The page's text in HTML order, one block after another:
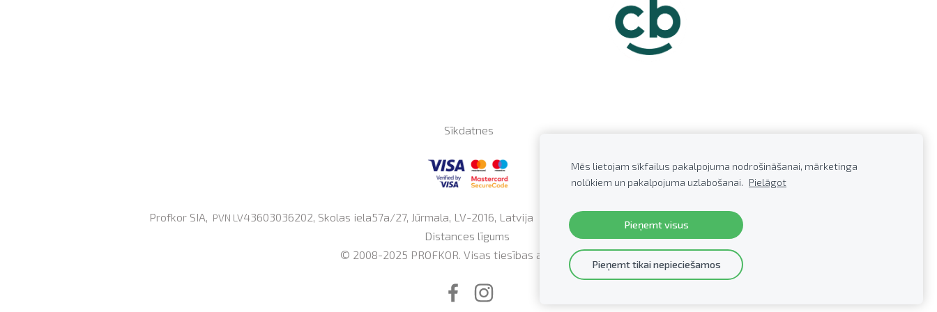
Sīkdatnes
Profkor SIA, PVN LV43603036202, Skolas iela57a/27, Jūrmala, LV-2016, Latvija Tālrunis: +371
info@profkor.lv
Distances līgums
© 2008-2025 PROFKOR. Visas tiesības aizsargātas.
Mēs lietojam sīkfailus pakalpojuma nodrošināšanai, mārketinga
nolūkiem un pakalpojuma uzlabošanai. Pielāgot
Pieņemt visus
Pieņemt tikai nepieciešamos